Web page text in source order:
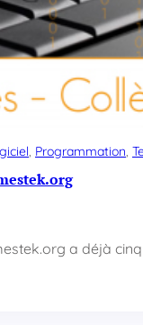
, Programmation,
a déjà